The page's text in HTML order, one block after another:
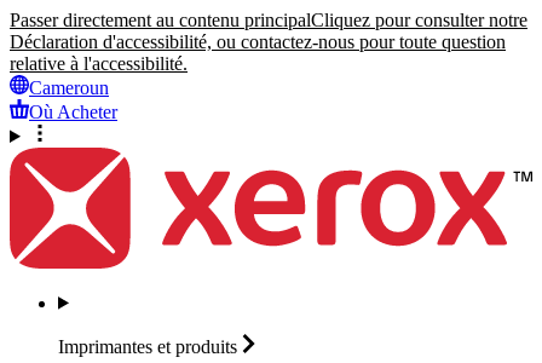
Passer directement au contenu principalCliquez pour consulter notre
Déclaration d'accessibilité, ou contactez-nous pour toute question
relative à l'accessibilité.
Cameroun
Où Acheter
Imprimantes et produits